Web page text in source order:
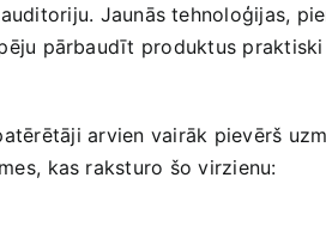
Jaunās tehnoloģijas,‍
pārbaudīt produktus
arvien vairāk pievērš
⁤kas raksturo ‌šo virzienu: